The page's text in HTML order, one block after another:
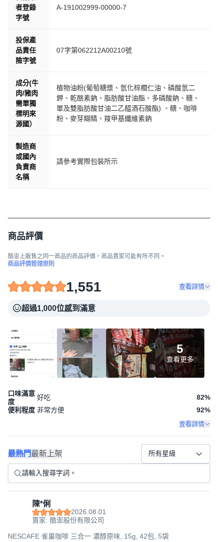
者登錄
字號
A-191002999-00000-7
投保產
品責任
險字號
07字第062212A00210號
成分(牛
肉/豬肉
需單獨
標明來
源國）
植物油粉(葡萄糖漿、氫化棕櫚仁油、磷酸氫二
鉀、乾酪素鈉、脂肪酸甘油酯、多磷酸鈉、糖、
單及雙脂肪酸甘油二乙醯酒石酸酯) 、糖、咖啡
粉、麥芽糊精、羧甲基纖維素鈉
製造商
或國內
負責商
名稱
請參考實際包裝所示
商品評價
酷澎上販售之同一商品的商品評價，商品賣家可能有所不同。
商品評價管理原則
1,551 查看詳情
超過1,000位感到滿意
5
查看更多
口味滿意
度
好吃 82%
便利程度 非常方便 92%
查看詳情
最熱門最新上架 所有星級
陳*俐
2026.08.01
賣家: 酷澎股份有限公司
NESCAFE 雀巢咖啡 三合一 濃醇原味, 15g, 42包, 5袋